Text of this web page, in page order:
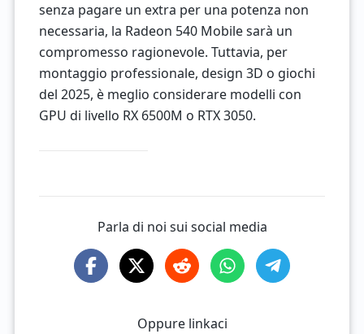
senza pagare un extra per una potenza non
necessaria, la Radeon 540 Mobile sarà un
compromesso ragionevole. Tuttavia, per
montaggio professionale, design 3D o giochi
del 2025, è meglio considerare modelli con
GPU di livello RX 6500M o RTX 3050.
Parla di noi sui social media
Oppure linkaci